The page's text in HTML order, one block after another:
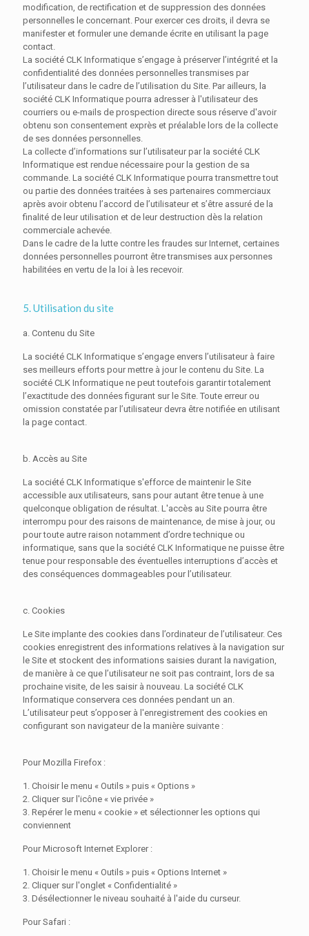
modification, de rectification et de suppression des données
personnelles le concernant. Pour exercer ces droits, il devra se
manifester et formuler une demande écrite en utilisant la page
contact.
La société CLK Informatique s’engage à préserver l’intégrité et la
confidentialité des données personnelles transmises par
l’utilisateur dans le cadre de l’utilisation du Site. Par ailleurs, la
société CLK Informatique pourra adresser à l'utilisateur des
courriers ou e-mails de prospection directe sous réserve d'avoir
obtenu son consentement exprès et préalable lors de la collecte
de ses données personnelles.
La collecte d’informations sur l’utilisateur par la société CLK
Informatique est rendue nécessaire pour la gestion de sa
commande. La société CLK Informatique pourra transmettre tout
ou partie des données traitées à ses partenaires commerciaux
après avoir obtenu l’accord de l’utilisateur et s’être assuré de la
finalité de leur utilisation et de leur destruction dès la relation
commerciale achevée.
Dans le cadre de la lutte contre les fraudes sur Internet, certaines
données personnelles pourront être transmises aux personnes
habilitées en vertu de la loi à les recevoir.
5. Utilisation du site
a. Contenu du Site
La société CLK Informatique s’engage envers l’utilisateur à faire
ses meilleurs efforts pour mettre à jour le contenu du Site. La
société CLK Informatique ne peut toutefois garantir totalement
l’exactitude des données figurant sur le Site. Toute erreur ou
omission constatée par l’utilisateur devra être notifiée en utilisant
la page contact.
b. Accès au Site
La société CLK Informatique s'efforce de maintenir le Site
accessible aux utilisateurs, sans pour autant être tenue à une
quelconque obligation de résultat. L'accès au Site pourra être
interrompu pour des raisons de maintenance, de mise à jour, ou
pour toute autre raison notamment d’ordre technique ou
informatique, sans que la société CLK Informatique ne puisse être
tenue pour responsable des éventuelles interruptions d’accès et
des conséquences dommageables pour l’utilisateur.
c. Cookies
Le Site implante des cookies dans l’ordinateur de l’utilisateur. Ces
cookies enregistrent des informations relatives à la navigation sur
le Site et stockent des informations saisies durant la navigation,
de manière à ce que l’utilisateur ne soit pas contraint, lors de sa
prochaine visite, de les saisir à nouveau. La société CLK
Informatique conservera ces données pendant un an.
L’utilisateur peut s’opposer à l'enregistrement des cookies en
configurant son navigateur de la manière suivante :
Pour Mozilla Firefox :
1. Choisir le menu « Outils » puis « Options »
2. Cliquer sur l'icône « vie privée »
3. Repérer le menu « cookie » et sélectionner les options qui
conviennent
Pour Microsoft Internet Explorer :
1. Choisir le menu « Outils » puis « Options Internet »
2. Cliquer sur l'onglet « Confidentialité »
3. Désélectionner le niveau souhaité à l'aide du curseur.
Pour Safari :